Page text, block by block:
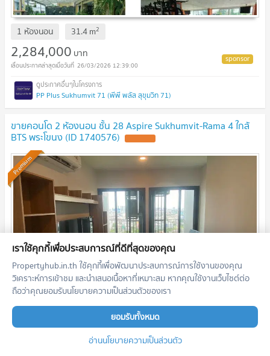
1 ห้องนอน 31.4m2
2,284,000 บาท
26/03/2026 12:39:00
PP Plus Sukhumvit 71 (พีพี พลัส สุขุมวิท 71)
ขายคอนโด 2 ห้องนอน ชั้น 28 Aspire Sukhumvit-Rama 4 ใกล้
BTS พระโขนง (ID 1740576)
Premium
2 ห้องนอน 62.0m ชั้น28
7,850,000บาท
29/06/2026 14:03:00
เราใช้คุกกี้เพื่อประสบการณ์ที่ดีที่สุดของคุณ
Propertyhub.in.th ใช้คุกกี้เพื่อพัฒนาประสบการณ์การใช้งานของคุณ
วิเคราะห์การเข้าชม และนำเสนอเนื้อหาที่เหมาะสม หากคุณใช้งานเว็บไซต์ต่อ
ถือว่าคุณยอมรับนโยบายความเป็นส่วนตัวของเรา
ยอมรับทั้งหมด
อ่านนโยบายความเป็นส่วนตัว